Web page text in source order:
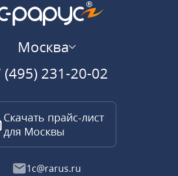
Москва
(495) 231-20-02
Скачать прайс-лист
для Москвы
1c@rarus.ru